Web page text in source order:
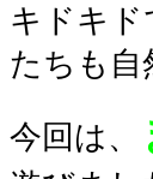
キドキ
たちも自
今回は、